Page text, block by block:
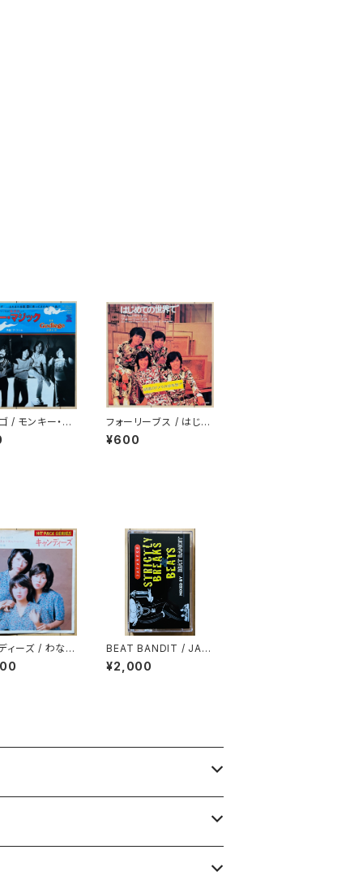
/ モンキー・マ
フォーリーブス / はじめ
ての世界で
¥600
ィーズ / わな
SERIES)
BEAT BANDIT / JAP
ANESE STRICTLY B
REAKS & BEATS
¥2,000